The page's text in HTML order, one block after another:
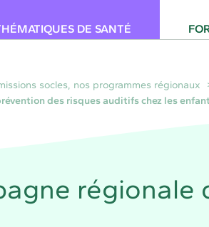
DE SANTÉ
socles, nos programmes régionaux
des risques auditifs chez les
régionale